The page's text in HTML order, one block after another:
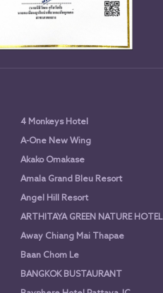
4 Monkeys Hotel
A-One New Wing
Akako Omakase
Amala Grand Bleu Resort
Angel Hill Resort
ARTHITAYA GREEN NATURE HOTEL
Away Chiang Mai Thapae
Baan Chom Le
BANGKOK BUSTAURANT